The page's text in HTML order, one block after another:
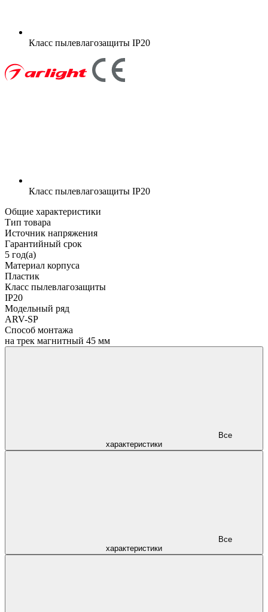
Класс пылевлагозащиты IP20
Класс пылевлагозащиты IP20
Общие характеристики
Тип товара
Источник напряжения
Гарантийный срок
5 год(а)
Материал корпуса
Пластик
Класс пылевлагозащиты
IP20
Модельный ряд
ARV-SP
Способ монтажа
на трек магнитный 45 мм
характеристики
характеристики